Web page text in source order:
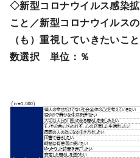
◇新型コロナウイルス感染
こと／新型コロナウイルス
（も）重視していきたいこ
数選択 単位：％